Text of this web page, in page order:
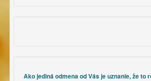
Ako jediná odmena od Vás je uznanie, že to